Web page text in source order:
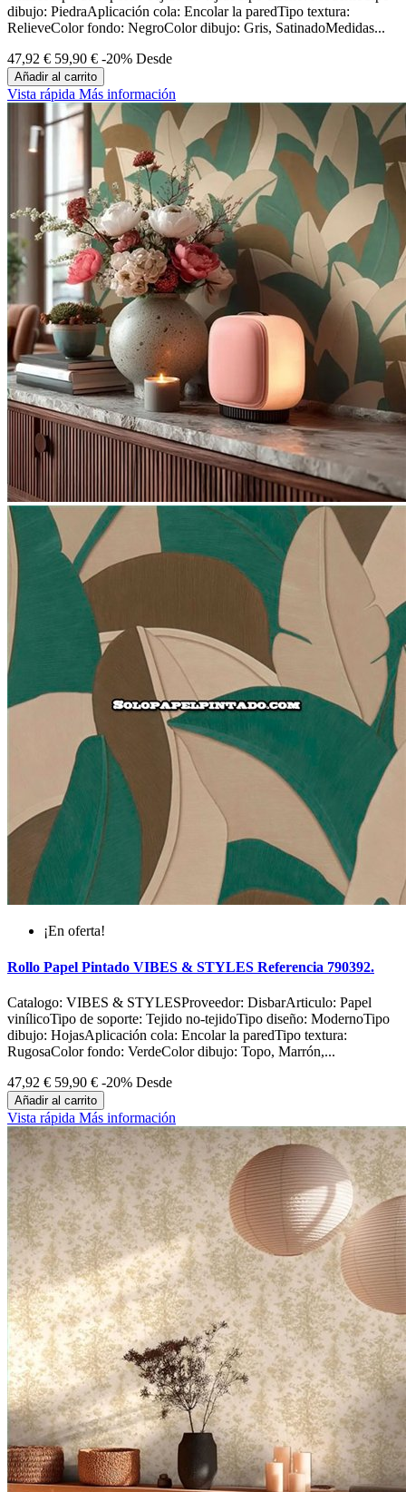
dibujo: PiedraAplicación cola: Encolar la paredTipo textura:
RelieveColor fondo: NegroColor dibujo: Gris, SatinadoMedidas...
47,92 € 59,90 € -20% Desde
Añadir al carrito
Vista rápida Más información
¡En oferta!
Rollo Papel Pintado VIBES & STYLES Referencia 790392.
Catalogo: VIBES & STYLESProveedor: DisbarArticulo: Papel
vinílicoTipo de soporte: Tejido no-tejidoTipo diseño: ModernoTipo
dibujo: HojasAplicación cola: Encolar la paredTipo textura:
RugosaColor fondo: VerdeColor dibujo: Topo, Marrón,...
47,92 € 59,90 € -20% Desde
Añadir al carrito
Vista rápida Más información